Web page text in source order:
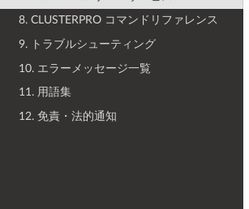
8. CLUSTERPRO コマンドリファレンス
9. トラブルシューティング
10. エラーメッセージ一覧
11. 用語集
12. 免責・法的通知